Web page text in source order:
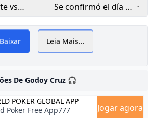
vs
10 aug
Head
Se confirmó el día y
la hora del
Superclásico entre
Boca Juniors y River
Plate por la Liga
- Argentina: placar
vivo Huracán,
finais, tabelas,
de jogo com
cartões
Baixar Leia Mais...
De Godoy Cruz 🎧
POKER GLOBAL APP
Poker Free App777
Jogar agora